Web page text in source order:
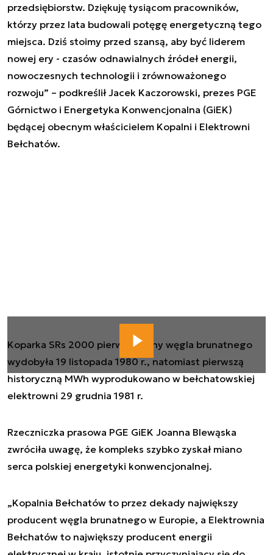
przedsiębiorstw. Dziękuję tysiącom pracowników,
którzy przez lata budowali potęgę energetyczną tego
miejsca. Dziś stoimy przed szansą, aby być liderem
nowej ery - czasów odnawialnych źródeł energii,
nowoczesnych technologii i zrównoważonego
rozwoju” – podkreślił Jacek Kaczorowski, prezes PGE
Górnictwo i Energetyka Konwencjonalna (GiEK)
będącej obecnym właścicielem Kopalni i Elektrowni
Bełchatów.
Koparka SRs 2000 pierwsze tony węgla brunatnego
wydobyła 19 listopada 1980 r., natomiast pierwszą
historyczną MWh wyprodukowano w bełchatowskiej
elektrowni 29 grudnia 1981 r.
Rzeczniczka prasowa PGE GiEK Joanna Blewąska
zwróciła uwagę, że kompleks szybko zyskał miano
serca polskiej energetyki konwencjonalnej.
„Kopalnia Bełchatów to przez dekady największy
producent węgla brunatnego w Europie, a Elektrownia
Bełchatów to największy producent energii